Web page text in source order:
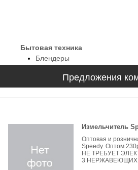
Бытовая техника
Блендеры
Предложения
Измельчитель
Оптовая и
Speedy. Оптом
НЕ ТРЕБУЕТ
3 НЕРЖАВЕЮЩИХ